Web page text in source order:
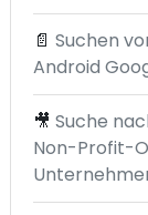
📄 Suchen
Android
🎥 Suche
Non-Profit-